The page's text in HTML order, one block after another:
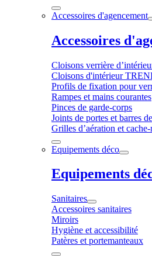
Accessoires d'agencement
Accessoires
Cloisons verrière
Cloisons d'intérieur
Profils de fixation pour
Rampes et mains courantes
Pinces de garde-corps
Joints de portes et barres
Grilles d’aération et
Equipements déco
Equipements
Sanitaires
Accessoires sanitaires
Miroirs
Hygiène et accessibilité
Patères et portemanteaux